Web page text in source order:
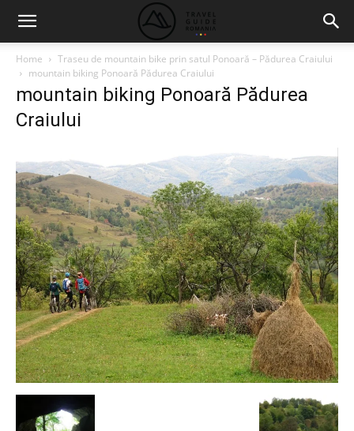
Home
Traseu de mountain bike prin satul Ponoară – Pădurea Craiului
mountain biking Ponoară Pădurea Craiului
mountain biking Ponoară Pădurea
Craiului